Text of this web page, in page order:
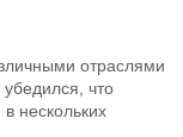
отраслями
что
нескольких